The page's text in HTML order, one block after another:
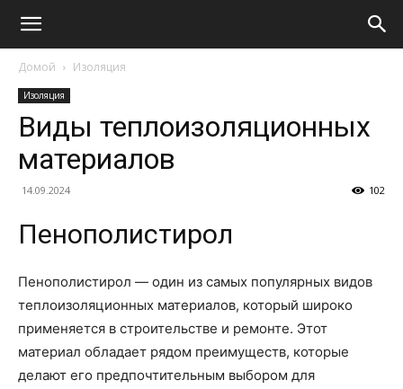
Домой Изоляция
Изоляция
Виды теплоизоляционных
материалов
14.09.2024 102
Пенополистирол
Пенополистирол — один из самых популярных видов
теплоизоляционных материалов, который широко
применяется в строительстве и ремонте. Этот
материал обладает рядом преимуществ, которые
делают его предпочтительным выбором для